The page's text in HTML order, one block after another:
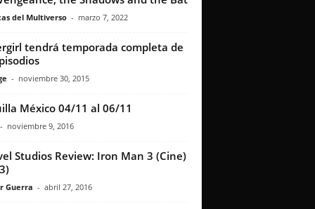
del Multiverso - marzo 7, 2022
tendrá temporada completa de
- noviembre 30, 2015
México 04/11 al 06/11
- noviembre 9, 2016
Studios Review: Iron Man 3 (Cine)
Guerra - abril 27, 2016